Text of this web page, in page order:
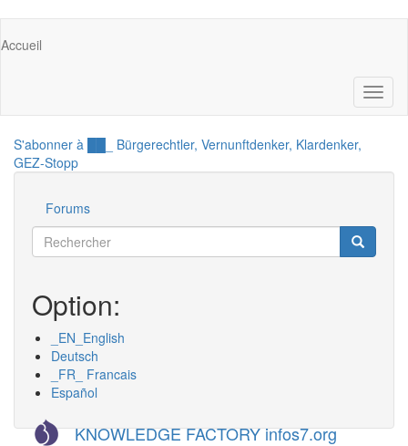
au
Main
Accueil
S'abonner à ██_ Bürgerechtler, Vernunftdenker, Klardenker,
GEZ-Stopp
Outils
Forums
Rechercher
Rechercher
Option:
_EN_English
Deutsch
_FR_ Francais
Español
KNOWLEDGE FACTORY infos7.org